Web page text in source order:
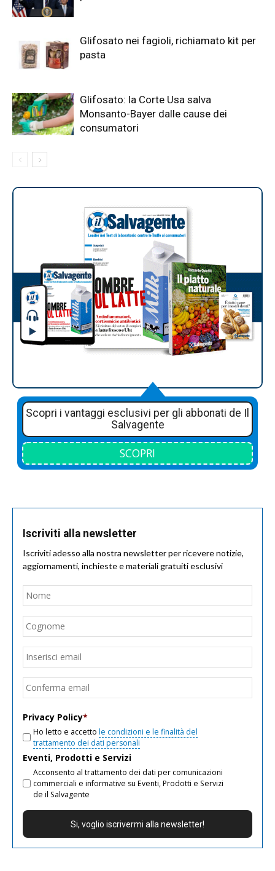
Glifosato nei fagioli, richiamato kit per
pasta
Glifosato: la Corte Usa salva
Monsanto-Bayer dalle cause dei
consumatori
Scopri i vantaggi esclusivi per gli abbonati de Il
Salvagente
SCOPRI
Iscriviti alla newsletter
Iscriviti adesso alla nostra newsletter per ricevere notizie,
aggiornamenti, inchieste e materiali gratuiti esclusivi
Nome
Email
Privacy Policy*
Ho letto e accetto le condizioni e le finalità del
trattamento dei dati personali
Eventi, Prodotti e Servizi
Acconsento al trattamento dei dati per comunicazioni
commerciali e informative su Eventi, Prodotti e Servizi
de il Salvagente